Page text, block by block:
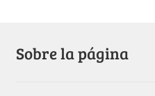
Sobre la página